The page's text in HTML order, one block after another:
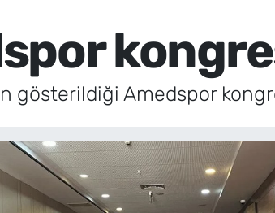
gösterildiği Amedspor